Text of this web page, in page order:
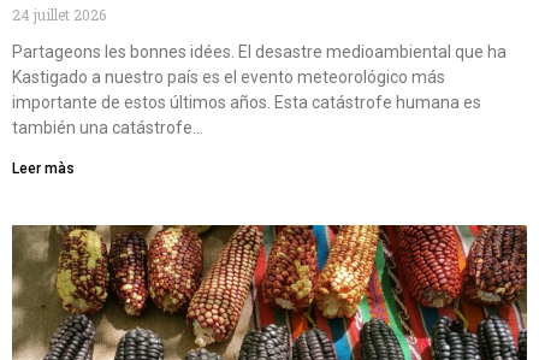
24 juillet 2026
Partageons les bonnes idées. El desastre medioambiental que ha
Kastigado a nuestro país es el evento meteorológico más
importante de estos últimos años. Esta catástrofe humana es
también una catástrofe…
Leer màs